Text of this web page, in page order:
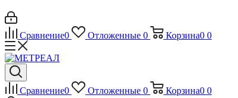
Сравнение0 Отложенные 0 Корзина0 0
Сравнение0 Отложенные 0 Корзина0 0